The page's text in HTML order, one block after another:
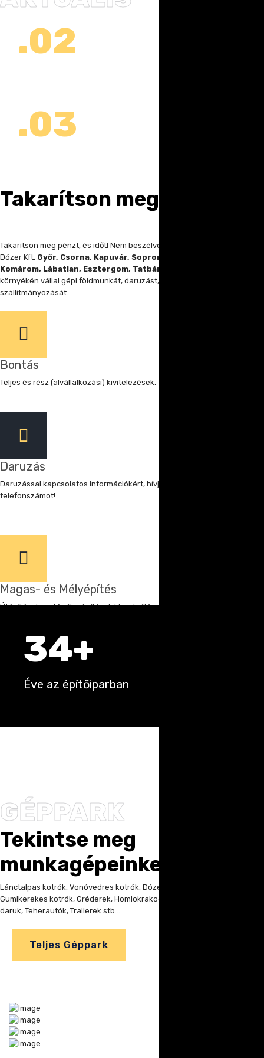
.02
.03
Takarítson meg pénzt!
Takarítson meg pénzt, és időt! Nem beszélve az idegeskedésről! A Szalai
Dózer Kft, Győr, Csorna, Kapuvár, Sopron, Mosonmagyaróvár,
Komárom, Lábatlan, Esztergom, Tatbánya, Tata
környékén vállal gépi földmunkát, daruzást, túlméretes építmények
szállítmányozását.
Bontás
Teljes és rész (alvállalkozási) kivitelezések.
Daruzás
Daruzással kapcsolatos információkért, hívja a:
telefonszámot!
Magas- és Mélyépítés
Útépítések, autópályaépítések kiszolgálása.
34+
Éve az építőiparban
GÉPPARK
Tekintse meg
munkagépeinket
Lánctalpas kotrók, Vonóvedres kotrók, Dózerek, Kombitraktorok,
Gumikerekes kotrók, Gréderek, Homlokrakodók, Úthengerek, Autó
daruk, Teherautók, Trailerek stb...
Teljes Géppark